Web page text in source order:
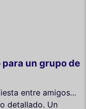
un grupo de
entre amigos...
detallado. Un